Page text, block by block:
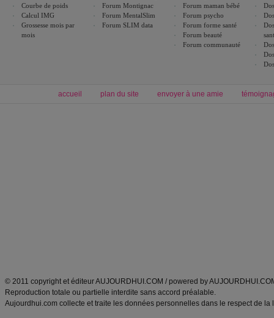
Courbe de poids
Calcul IMG
Grossesse mois par
mois
Forum Montignac
Forum MentalSlim
Forum SLIM data
Forum maman bébé
Forum psycho
Forum forme santé
Forum beauté
Forum communauté
accueil plan du site envoyer à une amie
© 2011 copyright et éditeur AUJOURDHUI.COM / powered by
Reproduction totale ou partielle interdite sans accord préalable.
Aujourdhui.com collecte et traite les données personnelles dans le respect de